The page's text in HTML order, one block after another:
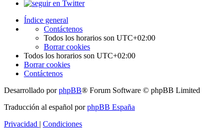
Índice general
Contáctenos
Todos los horarios son UTC+02:00
Borrar cookies
Todos los horarios son UTC+02:00
Borrar cookies
Contáctenos
Desarrollado porphpBB® Forum Software © phpBB Limited
Traducción al español porphpBB España
Privacidad | Condiciones